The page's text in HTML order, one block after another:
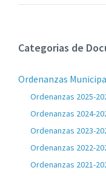
Categorias de
Ordenanzas
Ordenanzas 2025-
Ordenanzas 2024-
Ordenanzas 2023-
Ordenanzas 2022-
Ordenanzas 2021-